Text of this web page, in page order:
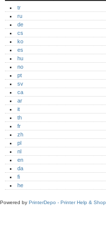
tr
ru
de
cs
ko
es
hu
no
pt
sv
ca
ar
it
th
fr
zh
pl
nl
en
da
fi
he
Powered by PrinterDepo - Printer Help & Shop